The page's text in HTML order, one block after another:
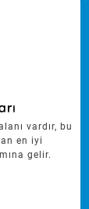
vardır, bu
en iyi
gelir.